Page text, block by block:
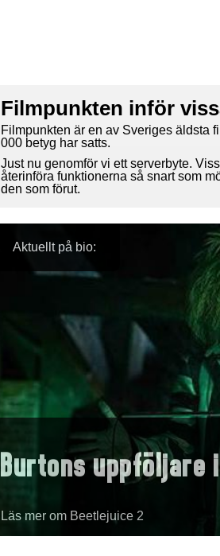
Filmpunkten inför
Filmpunkten är en av Sveriges äldsta
000 betyg har satts.
Just nu genomför vi ett serverbyte.
återinföra funktionerna så snart som
den som förut.
Aktuellt på bio:
Burtons uppföljare
Läs mer om Beetlejuice 2